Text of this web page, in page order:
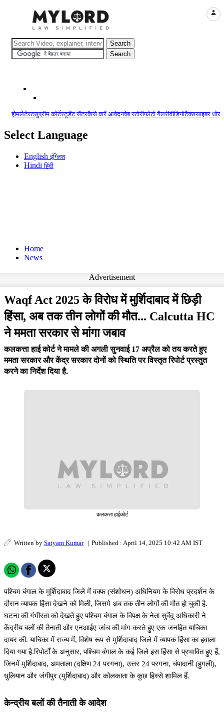
होमलेटेस्टसुप्रीम कोर्टस्टूडेंट सेंटरकैसे करें आवेदनवेब स्टोरीफोटो गैलरीवीडियोटैक्ससाइबर
Select Language
Englishइंग्लिश
Hindiहिंदी
Home
News
Advertisement
Waqf Act 2025 के विरोध में मुर्शिदाबाद में छिड़ी
हिंसा, अब तक तीन लोगों की मौत... Calcutta HC
ने ममता सरकार से मांगा जबाव
कलकत्ता हाई कोर्ट ने मामले की अगली सुनवाई 17 अप्रैल को तय करते हुए
ममता सरकार और केंद्र सरकार दोनों को स्थिति पर विस्तृत रिपोर्ट प्रस्तुत
करने का निर्देश दिया है.
कलकत्ता हाईकोर्ट
Written by Satyam Kumar | Published : April 14, 2025 10:42 AM IST
पश्चिम बंगाल के मुर्शिदाबाद जिले में वक्फ (संशोधन) अधिनियम के विरोध प्रदर्शन के
दौरान व्यापक हिंसा देखने को मिली, जिसमे अब तक तीन लोगों की मौत हो चुकी है.
घटना की गंभीरता को देखते हुए पश्चिम बंगाल के विपक्ष के नेता सुवेंदु अधिकारी ने
केंद्रीय बलों की तैनाती और एनआईए जांच की मांग करते हुए एक जनहित याचिका
दायर की. याचिका में राज्य में, विशेष रूप से मुर्शिदाबाद जिले में व्यापक हिंसा का हवाला
दिया गया है.रिपोर्टों के अनुसार, पश्चिम बंगाल के कई जिले इस हिंसा से प्रभावित हुए हैं,
जिनमें मुर्शिदाबाद, अमताला (दक्षिण 24 परगना), उत्तर 24 परगना, चंपादानी (हुगली),
धुलियान और जंगीपुर (मुर्शिदाबाद) और कोलकाता के कुछ हिस्से शामिल हैं.
केन्द्रीय बलों की तैनाती के आदेश